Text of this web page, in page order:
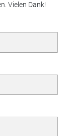
Vielen Dank!